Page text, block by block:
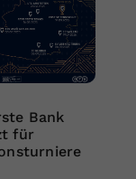
Bank
für